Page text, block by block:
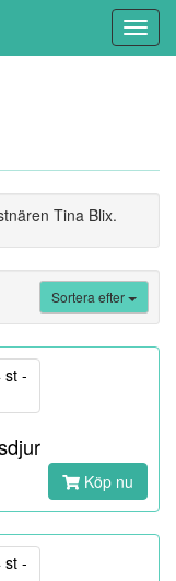
Tina Blix.
Sortera efter
Köp nu